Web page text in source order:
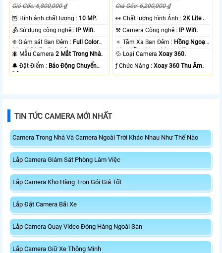
Giá Gốc: 6,800,000 ₫
🦉 Hình ảnh chất lượng : 10 MP.
🕉️ Sử dụng công nghệ : IP Wifi.
❈ Giám sát Ban Đêm : Full Color
20m Có Màu Ban Ðêm.
🐜 Mẫu Camera2 Mắt Trong Nhà.
️🔔 Đặt Điểm : Báo Động Chuyển
Động.
Giá Gốc: 6,200,000 ₫
️👀 Chất lượng hình Ảnh :2K Lite .
⚒ Camera Công nghệ : IP Wifi.
🔅 Tầm Xa Ban Đêm : Hồng Ngoại
10m Hồng Ngoại Smart IR.
💦 Loại CameraXoay 360.
️ƒ Chức Năng :Xoay 360 Thu Âm.
TIN TỨC CAMERA MỚI NHẤT
Camera Trong Nhà Và Camera Ngoài Trời Khác Nhau Như Thế Nào
Lắp Camera Giám Sát Phòng Làm Việc
Lắp Camera Kho Hàng Trọn Gói Giá Tốt
Lắp Đặt Camera Bãi Xe
Lắp Camera Quay Video Đóng Hàng Ngoài Sàn
Lắp Camera Giữ Xe Thông Minh